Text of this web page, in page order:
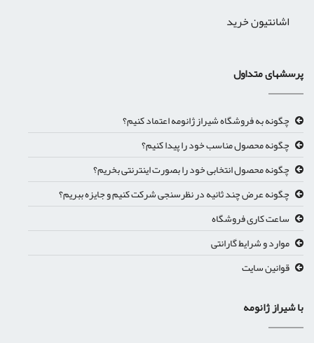
اشانتیون خرید
پرسشهای متداول
چگونه به فروشگاه شیراز ژانومه اعتماد کنیم؟
چگونه محصول مناسب خود را پیدا کنیم؟
چگونه محصول انتخابی خود را بصورت اینترنتی بخریم؟
چگونه عرض چند ثانیه در نظرسنجی شرکت کنیم و جایزه ببریم؟
ساعت کاری فروشگاه
موارد و شرایط گارانتی
قوانین سایت
با شیراز ژانومه